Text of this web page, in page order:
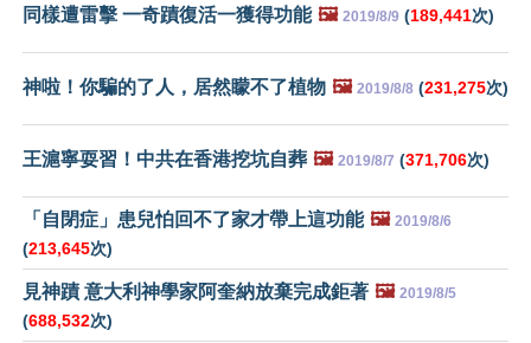
同樣遭雷擊 一奇蹟復活一獲得功能 🖼️ 2019/8/9 (189,441次)
神啦！你騙的了人，居然矇不了植物 🖼️ 2019/8/8 (231,275次)
王滬寧耍習！中共在香港挖坑自葬 🖼️ 2019/8/7 (371,706次)
「自閉症」患兒怕回不了家才帶上這功能 🖼️ 2019/8/6
(213,645次)
見神蹟 意大利神學家阿奎納放棄完成鉅著 🖼️ 2019/8/5
(688,532次)